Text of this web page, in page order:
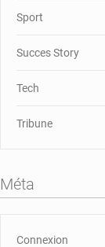
Sport
Succes Story
Tech
Tribune
Méta
Connexion